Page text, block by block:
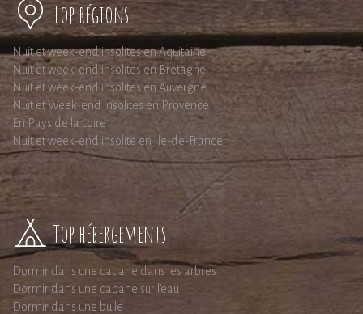
Top régions
Nuit et week-end insolites en Aquitaine
Nuit et week-end insolites en Bretagne
Nuit et week-end insolites en Auvergne
Nuit et Week-end insolites en Provence
En Pays de la Loire
Nuit et week-end insolite en Ile-de-France
Top hébergements
Dormir dans une cabane dans les arbres
Dormir dans une cabane sur l'eau
Dormir dans une bulle